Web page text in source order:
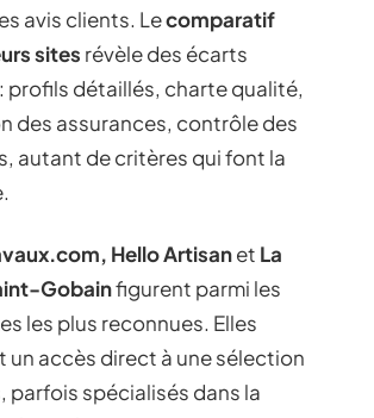
avis clients. Lecomparatif
sites révèle des écarts
profils détaillés, charte qualité,
des assurances, contrôle des
autant de critères qui font la
Hello Artisanet La
Gobainfigurent parmi les
les plus reconnues. Elles
un accès direct à une sélection
parfois spécialisés dans la